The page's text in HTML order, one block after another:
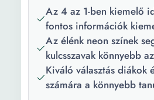
Főbb
jellemzők:
Gyorsan
effekt
Darabszám/szett: 1
Csomag
4 db
Az 4 az 1-ben kiemelő
fontos információk
Az élénk neon színek
kulcsszavak könnyebb
Kiváló választás diákok
számára a könnyebb